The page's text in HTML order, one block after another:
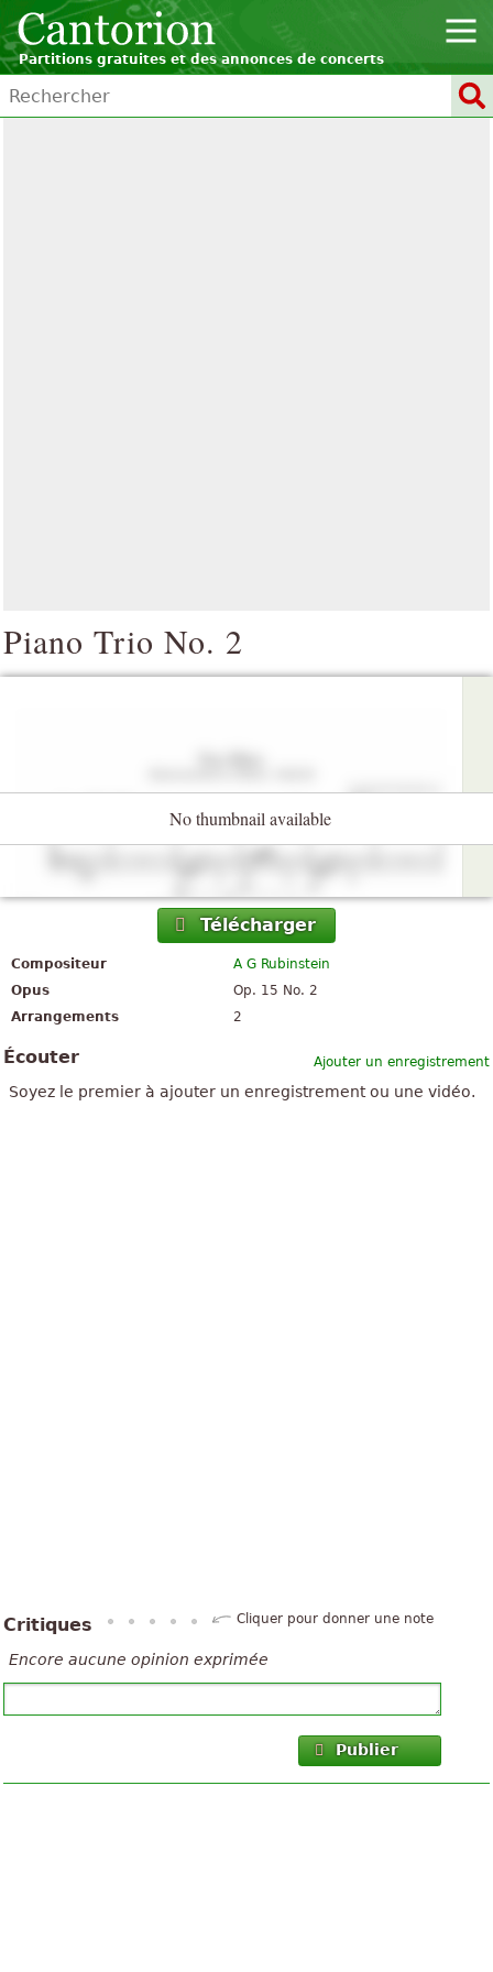
Partitions gratuites et des annonces de concerts
Piano Trio No. 2
No thumbnail available
Télécharger
Compositeur
A G Rubinstein
Opus
Op. 15 No. 2
Arrangements
2
Ajouter un enregistrement
Écouter
Soyez le premier à ajouter un enregistrement ou une vidéo.
Critiques Cliquer pour donner une note
Encore aucune opinion exprimée
Publier